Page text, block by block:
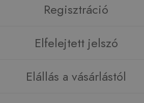
Regisztráció
Elfelejtett jelszó
Elállás a vásárlástól